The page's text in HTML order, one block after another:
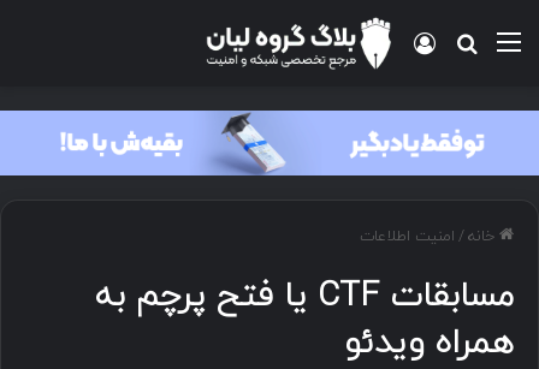
خانه/ امنیت اطلاعات
مسابقات CTF یا فتح پرچم به
همراه ویدئو